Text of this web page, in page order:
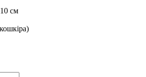
см